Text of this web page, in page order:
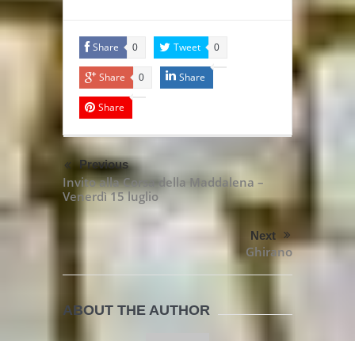
Share 0 Tweet 0
Share 0 Share
Share
Previous
Invito alla Corsa della Maddalena –
Venerdì 15 luglio
Next
Ghirano
ABOUT THE AUTHOR